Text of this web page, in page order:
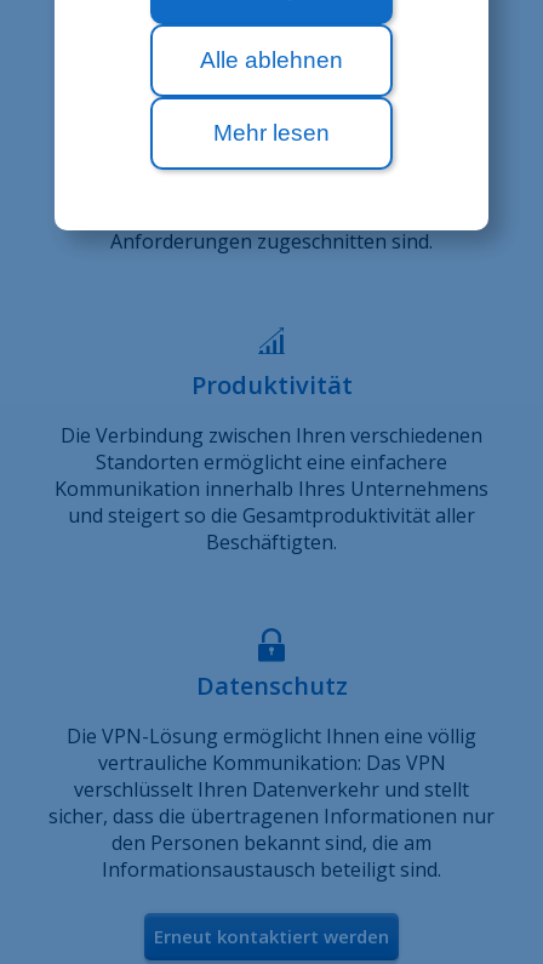
Alle ablehnen
Mehr lesen
Für die Zusammenschaltung zwischen
verschiedenen Standorten im Großherzogtum
Anforderungen zugeschnitten sind.
Produktivität
Die Verbindung zwischen Ihren verschiedenen
Standorten ermöglicht eine einfachere
Kommunikation innerhalb Ihres Unternehmens
und steigert so die Gesamtproduktivität aller
Beschäftigten.
Datenschutz
Die VPN-Lösung ermöglicht Ihnen eine völlig
vertrauliche Kommunikation: Das VPN
verschlüsselt Ihren Datenverkehr und stellt
sicher, dass die übertragenen Informationen nur
den Personen bekannt sind, die am
Informationsaustausch beteiligt sind.
Erneut kontaktiert werden